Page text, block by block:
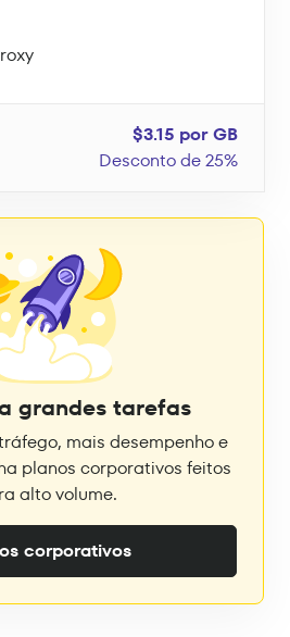
$3.15 por GB
Desconto de 25%
grandes tarefas
mais desempenho e
planos corporativos feitos
alto volume.
corporativos